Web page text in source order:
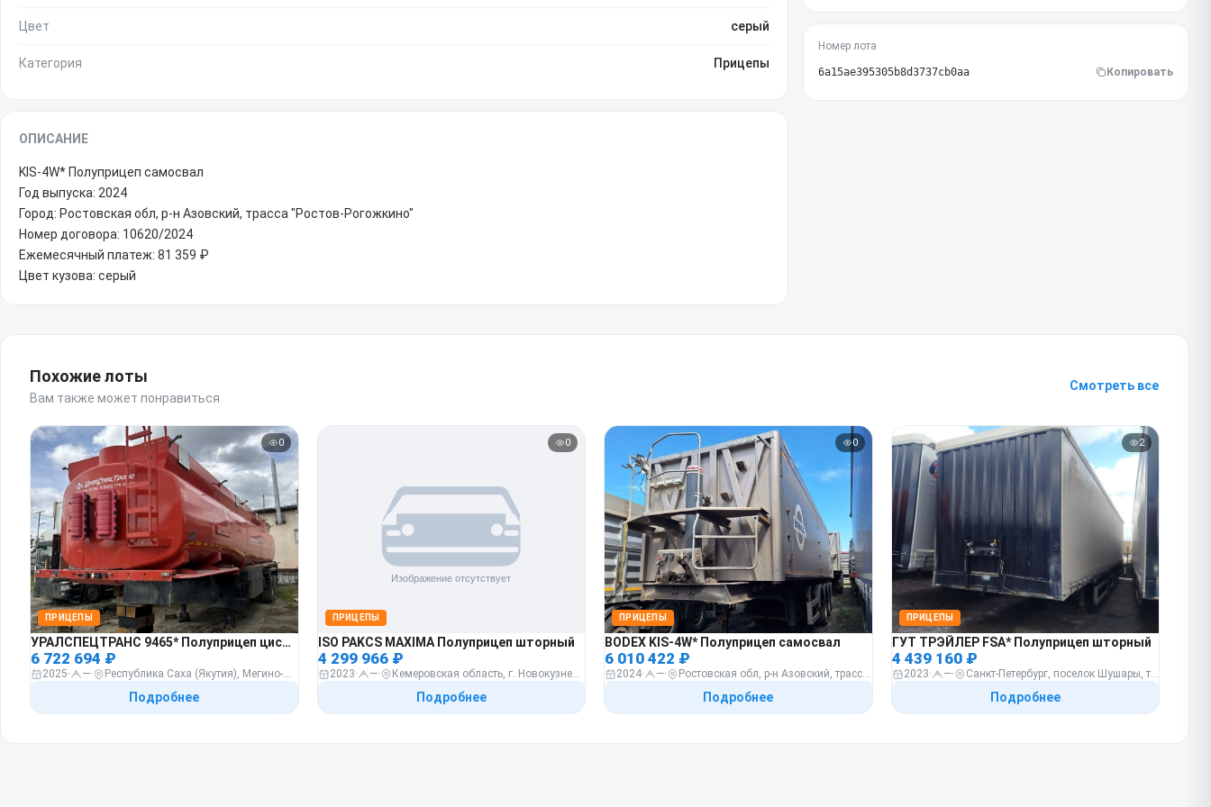
Цвет серый
Категория Прицепы
ОПИСАНИЕ
KIS-4W* Полуприцеп самосвал
Год выпуска: 2024
Город: Ростовская обл, р-н Азовский, трасса "Ростов-Рогожкино"
Номер договора: 10620/2024
Ежемесячный платеж: 81 359 ₽
Цвет кузова: серый
Номер лота
6a15ae395305b8d3737cb0aa Копировать
Похожие лоты
Вам также может понравиться
Смотреть все
0
ПРИЦЕПЫ
УРАЛСПЕЦТРАНС 9465* Полуприцеп цистерна
6 722 694 ₽
2025· —· Республика Саха (Якутия), Мегино-Кангаласский район (улус), пос. Нижний-Бестях, ул. Ленина, д. 76
Подробнее
0
ПРИЦЕПЫ
ISO PAKCS MAXIMA Полуприцеп шторный
4 299 966 ₽
2023· —· Кемеровская область, г. Новокузнецк, ш. Ильинское, д. 30
Подробнее
0
ПРИЦЕПЫ
BODEX KIS-4W* Полуприцеп самосвал
6 010 422 ₽
2024· —· Ростовская обл, р-н Азовский, трасса "Ростов-Рогожкино"
Подробнее
2
ПРИЦЕПЫ
ГУТ ТРЭЙЛЕР FSA* Полуприцеп шторный
4 439 160 ₽
2023· —· Санкт-Петербург, поселок Шушары, территория предприятия "Ленсоветовское", уч.884 кадастровый номер 78:420015108:2702
Подробнее